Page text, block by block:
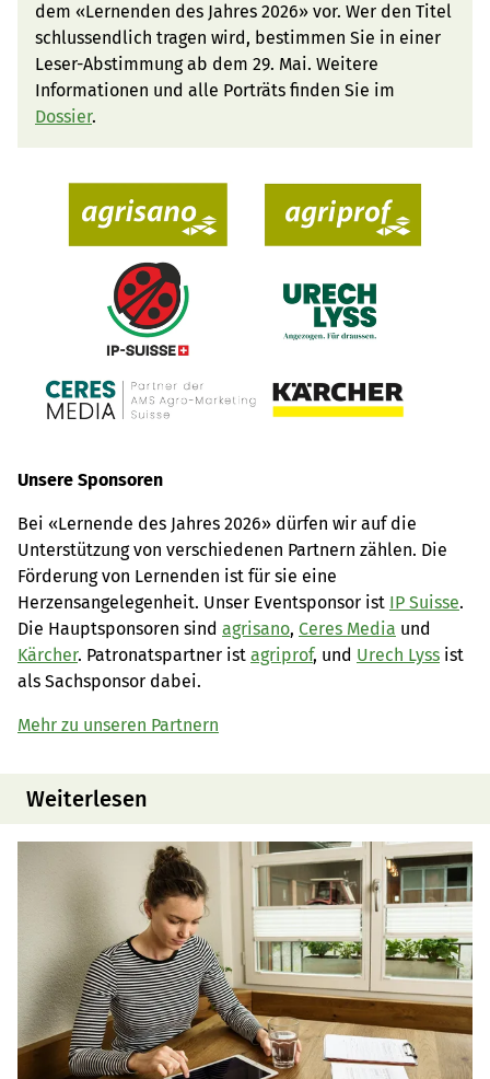
dem «Lernenden des Jahres 2026» vor. Wer den Titel
schlussendlich tragen wird, bestimmen Sie in einer
Leser-Abstimmung ab dem 29. Mai. Weitere
Informationen und alle Porträts finden Sie im
Dossier.
Unsere Sponsoren
Bei «Lernende des Jahres 2026» dürfen wir auf die
Unterstützung von verschiedenen Partnern zählen. Die
Förderung von Lernenden ist für sie eine
Herzensangelegenheit. Unser Eventsponsor ist IP Suisse.
Die Hauptsponsoren sind agrisano, Ceres Media und
Kärcher. Patronatspartner ist agriprof, und Urech Lyss ist
als Sachsponsor dabei.
Mehr zu unseren Partnern
Weiterlesen